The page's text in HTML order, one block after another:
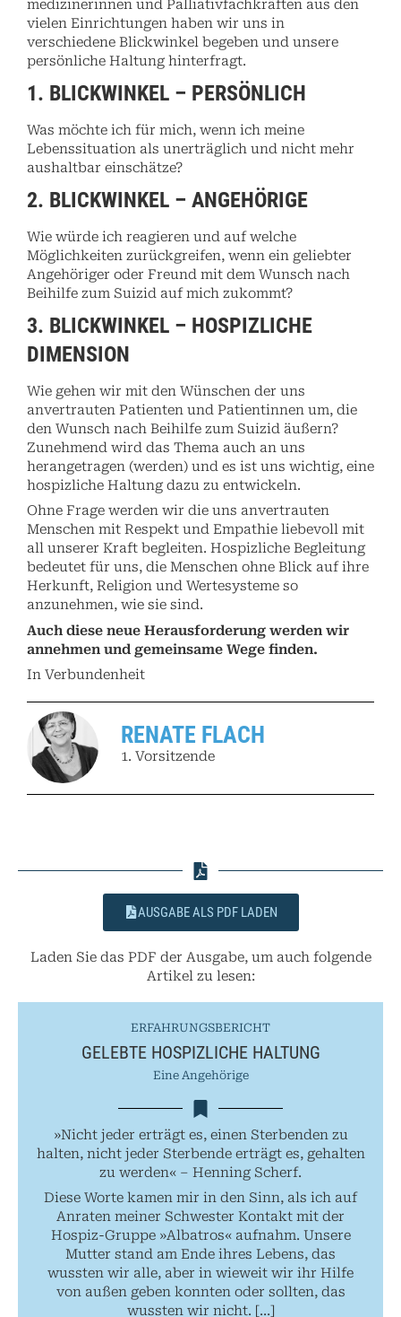
medizinerinnen und Palliativfachkräften aus den
vielen Einrichtungen haben wir uns in
verschiedene Blickwinkel begeben und unsere
persönliche Haltung hinterfragt.
1. BLICKWINKEL – PERSÖNLICH
Was möchte ich für mich, wenn ich meine
Lebenssituation als unerträglich und nicht mehr
aushaltbar einschätze?
2. BLICKWINKEL – ANGEHÖRIGE
Wie würde ich reagieren und auf welche
Möglichkeiten zurückgreifen, wenn ein geliebter
Angehöriger oder Freund mit dem Wunsch nach
Beihilfe zum Suizid auf mich zukommt?
3. BLICKWINKEL – HOSPIZLICHE
DIMENSION
Wie gehen wir mit den Wünschen der uns
anvertrauten Patienten und Patientinnen um, die
den Wunsch nach Beihilfe zum Suizid äußern?
Zunehmend wird das Thema auch an uns
herangetragen (werden) und es ist uns wichtig, eine
hospizliche Haltung dazu zu entwickeln.
Ohne Frage werden wir die uns anvertrauten
Menschen mit Respekt und Empathie liebevoll mit
all unserer Kraft begleiten. Hospizliche Begleitung
bedeutet für uns, die Menschen ohne Blick auf ihre
Herkunft, Religion und Wertesysteme so
anzunehmen, wie sie sind.
Auch diese neue Herausforderung werden wir
annehmen und gemeinsame Wege finden.
In Verbundenheit
RENATE FLACH
1. Vorsitzende
AUSGABE ALS PDF LADEN
Laden Sie das PDF der Ausgabe, um auch folgende
Artikel zu lesen:
ERFAHRUNGSBERICHT
GELEBTE HOSPIZLICHE HALTUNG
Eine Angehörige
»Nicht jeder erträgt es, einen Sterbenden zu
halten, nicht jeder Sterbende erträgt es, gehalten
zu werden« – Henning Scherf.
Diese Worte kamen mir in den Sinn, als ich auf
Anraten meiner Schwester Kontakt mit der
Hospiz-Gruppe »Albatros« aufnahm. Unsere
Mutter stand am Ende ihres Lebens, das
wussten wir alle, aber in wieweit wir ihr Hilfe
von außen geben konnten oder sollten, das
wussten wir nicht. […]